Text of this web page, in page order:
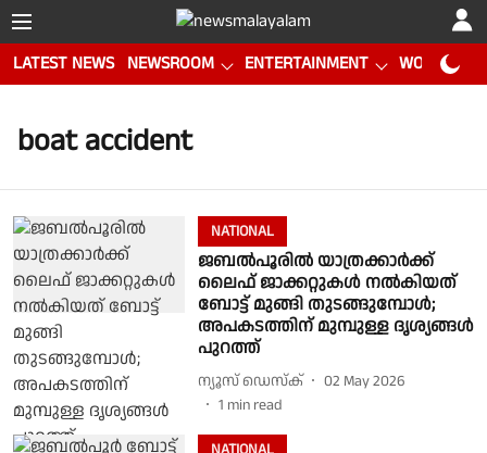
LATEST NEWS NEWSROOM ENTERTAINMENT WORLD CUP
boat accident
NATIONAL
ജബൽപൂരിൽ യാത്രക്കാർക്ക്
ലൈഫ് ജാക്കറ്റുകൾ നൽകിയത്
ബോട്ട് മുങ്ങി തുടങ്ങുമ്പോൾ;
അപകടത്തിന് മുമ്പുള്ള ദ‍ൃശ്യങ്ങൾ
പുറത്ത്
ന്യൂസ് ഡെസ്ക്
02 May 2026
1 min read